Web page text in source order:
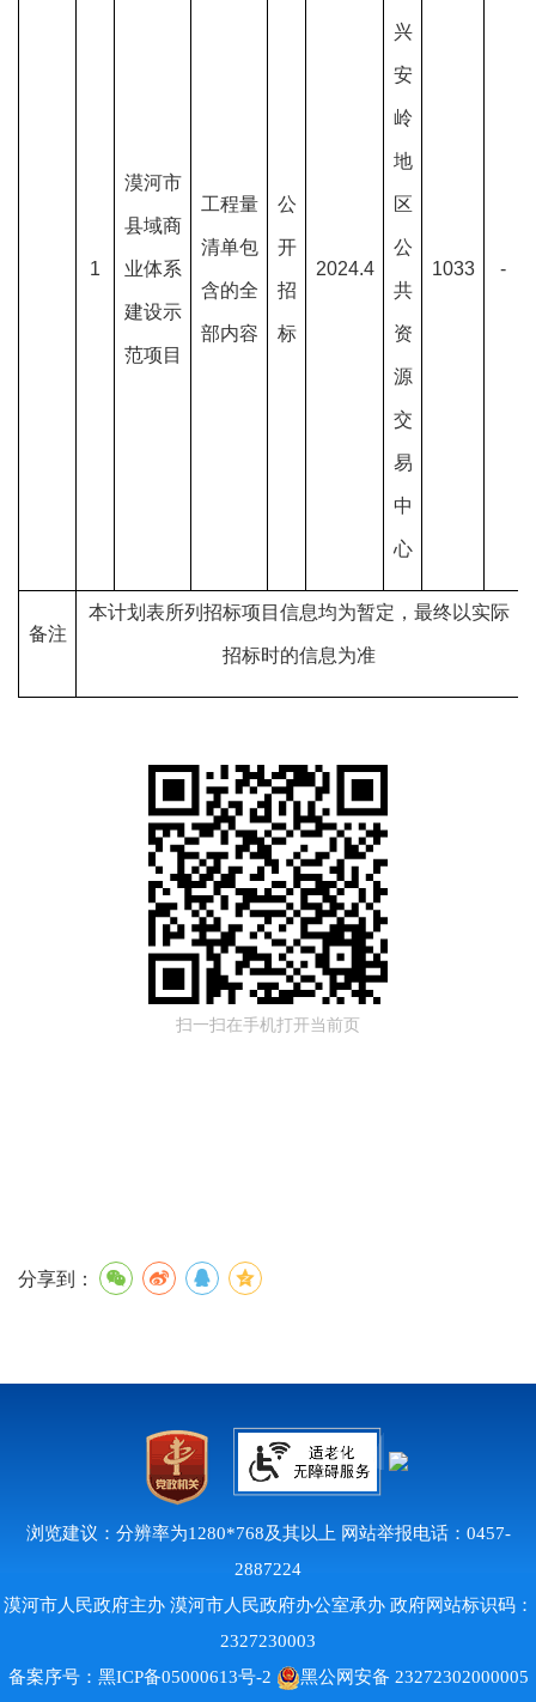
1
漠河市
县域商
业体系
建设示
范项目
工程量
清单包
含的全
部内容
公
开
招
标
2024.4
兴
安
岭
地
区
公
共
资
源
交
易
中
心
1033 -
备注
本计划表所列招标项目信息均为暂定，最终以实际
招标时的信息为准
扫一扫在手机打开当前页
分享到：
浏览建议：分辨率为1280*768及其以上 网站举报电话：0457-
2887224
漠河市人民政府主办 漠河市人民政府办公室承办 政府网站标识码：
2327230003
备案序号： 黑ICP备05000613号-2 黑公网安备 23272302000005